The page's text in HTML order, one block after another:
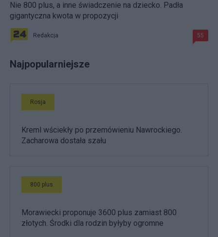
Nie 800 plus, a inne świadczenie na dziecko. Padła
gigantyczna kwota w propozycji
Redakcja 55
Najpopularniejsze
Rosja
Kreml wściekły po przemówieniu Nawrockiego.
Zacharowa dostała szału
800 plus
Morawiecki proponuje 3600 plus zamiast 800
złotych. Środki dla rodzin byłyby ogromne